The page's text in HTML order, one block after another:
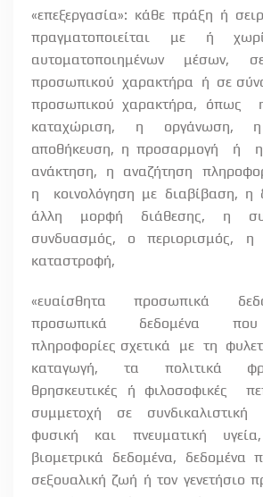
«επεξεργασία»: κάθε πράξη ή
πραγματοποιείται με ή
αυτοματοποιημένων μέσων,
προσωπικού χαρακτήρα ή σε
προσωπικού χαρακτήρα, όπως
καταχώριση,
η οργάνωση,
αποθήκευση, η προσαρμογή
ή η
ανάκτηση,
η αναζήτηση
η
κοινολόγηση με διαβίβαση,
άλλη μορφή διάθεσης, η
συνδυασμός, ο περιορισμός,
καταστροφή,
«ευαίσθητα προσωπικά
προσωπικά δεδομένα που
πληροφορίες σχετικά
με τη
καταγωγή, τα πολιτικά
θρησκευτικές ή φιλοσοφικές
συμμετοχή σε
φυσική και πνευματική
βιομετρικά δεδομένα, δεδομένα
σεξουαλική ζωή ή τον γενετήσιο